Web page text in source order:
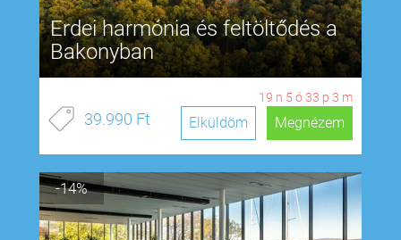
Erdei harmónia és feltöltődés a
Bakonyban
19 n 5 ó33 p 2 m
39.990 Ft Megnézem
Elküldöm
-14%